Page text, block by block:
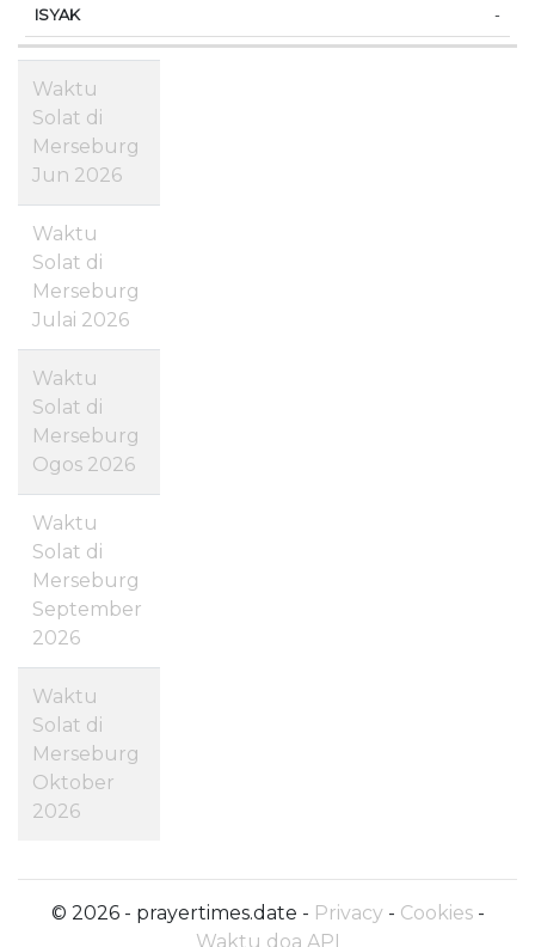
-
Waktu
Solat di
Merseburg
Jun 2026
Waktu
Solat di
Merseburg
Julai 2026
Waktu
Solat di
Merseburg
Ogos 2026
Waktu
Solat di
Merseburg
September
2026
Waktu
Solat di
Merseburg
Oktober
2026
© 2026 - prayertimes.date - Privacy- Cookies-
Waktu doa API